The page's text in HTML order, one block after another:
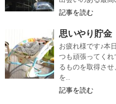
記事を読む
思いやり貯金
お疲れ様です♪本
つも頑張ってく
るものを取得さ
を...
記事を読む